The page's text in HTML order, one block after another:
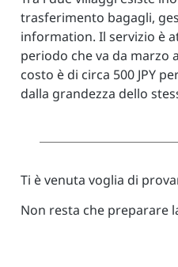
trasferimento bagagli,
information. Il servizio è
periodo che va da marzo
costo è di circa 500 JPY
dalla grandezza dello
Ti è venuta voglia di
Non resta che preparare